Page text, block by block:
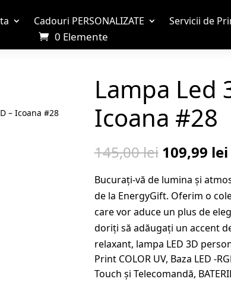
Cadouri PERSONALIZATE Servicii de
0 Elemente
– Icoana #28
Lampa Led
Icoana #28
145,00lei Prețul
a
fost:
145,00 lei.
109,99 lei
Bucurați-vă de lumina și
de la EnergyGift. Oferim o
care vor aduce un plus de
doriți să adăugați un accent
relaxant, lampa LED 3D
Print COLOR UV, Baza LED -
Touch și Telecomandă,